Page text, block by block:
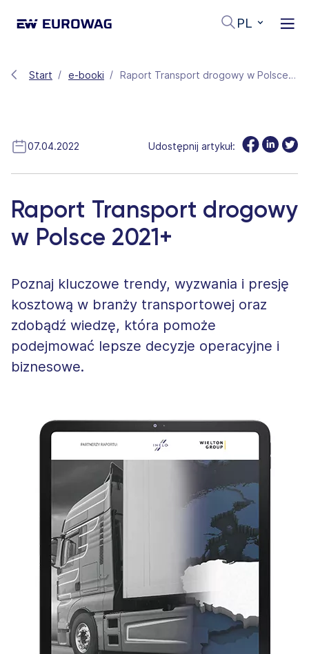
PL
Start e-booki Raport Transport drogowy w Polsce 2021+
07.04.2022 Udostępnij artykuł:
Raport Transport drogowy
w Polsce 2021+
Poznaj kluczowe trendy, wyzwania i presję
kosztową w branży transportowej oraz
zdobądź wiedzę, która pomoże
podejmować lepsze decyzje operacyjne i
biznesowe.